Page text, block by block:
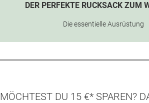
DER PERFEKTE RUCKSACK ZUM
Die essentielle Ausrüstung
MÖCHTEST DU 15 €* SPAREN?